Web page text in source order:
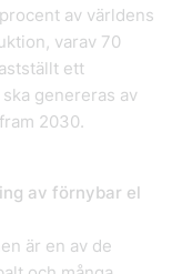
av världens
varav 70
ett
genereras av
2030.
av förnybar el
är en av de